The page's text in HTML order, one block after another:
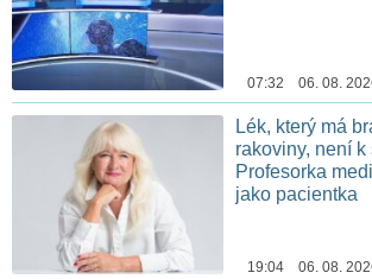
07:32 06. 08.
Lék, který má
rakoviny, není k
Profesorka
jako pacientka
19:04 06. 08.